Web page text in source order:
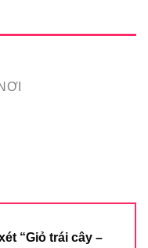
“Giỏ trái cây –